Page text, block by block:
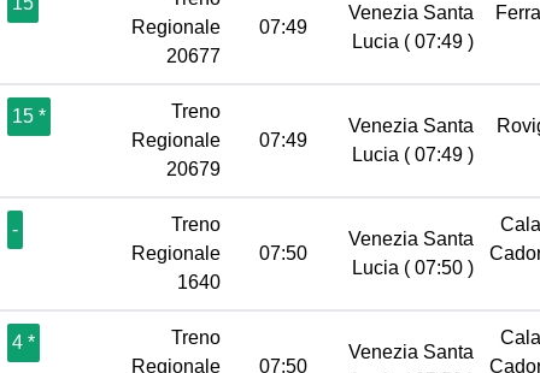
Regionale
20677
07:49
Venezia Santa
Lucia ( 07:49 )
15 *
Treno
Regionale
20679
07:49
Venezia Santa
Lucia ( 07:49 )
-
Treno
Regionale
1640
07:50
Venezia Santa
Lucia ( 07:50 )
4 *
Treno
Regionale
07:50
Venezia Santa